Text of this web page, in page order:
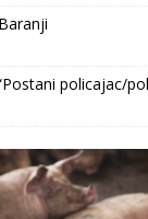
policajac/